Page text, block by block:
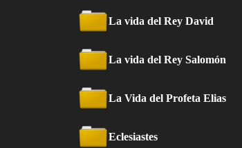
La vida del Rey David
La vida del Rey Salomón
La Vida del Profeta Elias
Eclesiastes